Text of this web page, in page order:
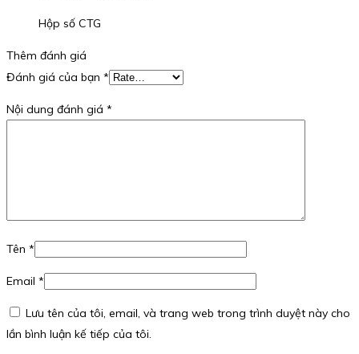
Hộp số CTG
Thêm đánh giá
Đánh giá của bạn *
Nội dung đánh giá *
Tên *
Email *
Lưu tên của tôi, email, và trang web trong trình duyệt này cho
lần bình luận kế tiếp của tôi.